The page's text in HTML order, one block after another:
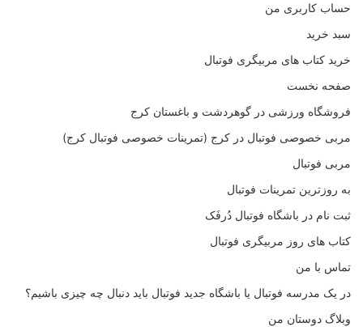
حساب کاربری من
سبد خرید
خرید کتاب های مربیگری فوتبال
صفحه نخست
فروشگاه ورزشی در گوهردشت و باغستان کرج
مربی خصوصی فوتبال در کرج (تمرینات خصوصی فوتبال کرج)
مربی فوتبال
به روزترین تمرینات فوتبال
ثبت نام در باشگاه فوتبال دُرفَک
کتاب های روز مربیگری فوتبال
تماس با من
در یک مدرسه فوتبال یا باشگاه جدید فوتبال باید دنبال چه چیزی باشیم؟
وبلاگ دوستان من